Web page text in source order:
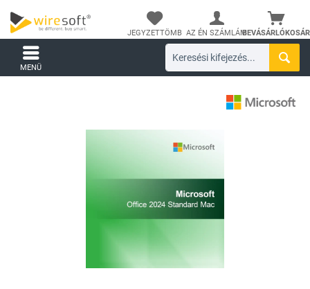
BEVÁSÁRLÓKOSÁR
JEGYZETTÖMB AZ ÉN SZÁMLÁM
MENÜ